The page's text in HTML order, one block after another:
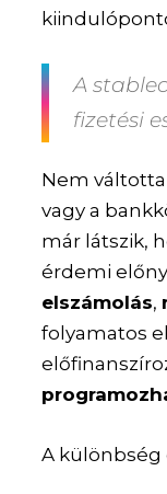
A
fizetési
Nem váltotta
vagy a
már látszik,
érdemi
elszámolás,
folyamatos
A különbség